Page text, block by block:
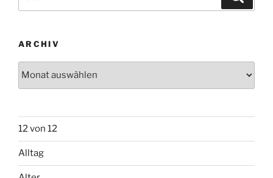
nach:
ARCHIV
12 von 12
Alltag